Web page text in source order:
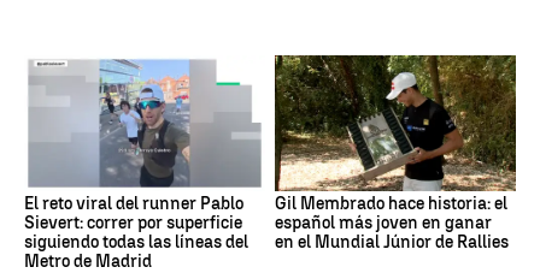
El reto viral del runner Pablo
Sievert: correr por superficie
siguiendo todas las líneas del
Metro de Madrid
Gil Membrado hace historia: el
español más joven en ganar
en el Mundial Júnior de Rallies